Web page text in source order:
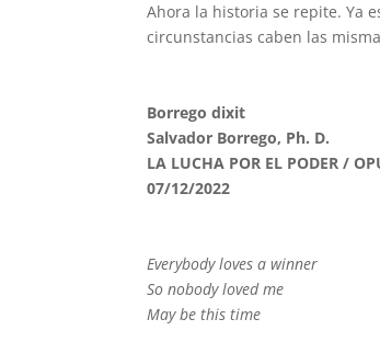
Ahora la historia se repite. Ya
circunstancias caben las
Borrego dixit
Salvador Borrego, Ph. D.
LA LUCHA POR EL PODER /
07/12/2022
Everybody loves a winner
So nobody loved me
May be this time